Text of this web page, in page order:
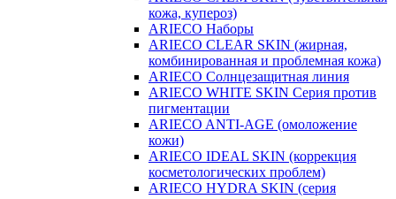
кожа, купероз)
ARIECO Наборы
ARIECO CLEAR SKIN (жирная,
комбинированная и проблемная кожа)
ARIECO Солнцезащитная линия
ARIECO WHITE SKIN Серия против
пигментации
ARIECO ANTI-AGE (омоложение
кожи)
ARIECO IDEAL SKIN (коррекция
косметологических проблем)
ARIECO HYDRA SKIN (серия